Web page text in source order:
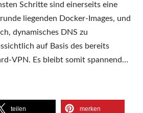
Schritte sind einerseits eine
liegenden Docker-Images, und
dynamisches DNS zu
auf Basis des bereits
VPN. Es bleibt somit spannend…
teilen merken